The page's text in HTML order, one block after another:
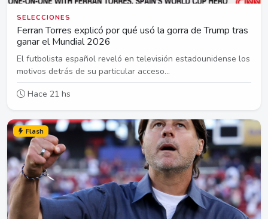
SELECCIONES
Ferran Torres explicó por qué usó la gorra de Trump tras
ganar el Mundial 2026
El futbolista español reveló en televisión estadounidense los
motivos detrás de su particular acceso...
Hace 21 hs
Flash